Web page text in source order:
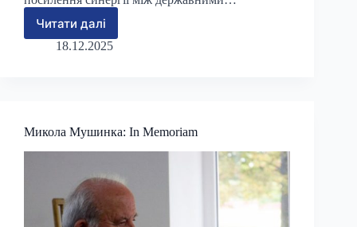
Читати далі
Круглий
стіл
Латинської
Америки
18.12.2025
Микола Мушинка: In Memoriam